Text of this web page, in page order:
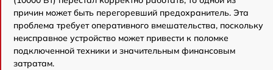
причин может быть перегоревший предохранитель. Эта
проблема требует оперативного вмешательства, поскольку
неисправное устройство может привести к поломке
подключенной техники и значительным финансовым
затратам.